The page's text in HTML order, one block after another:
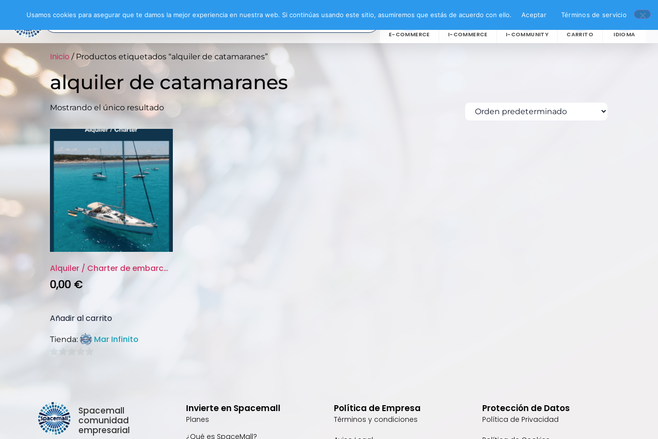
E-COMMERCE I-COMMERCE I-COMMUNITY CARRITO IDIOMA
Inicio / Productos etiquetados “alquiler de catamaranes”
alquiler de catamaranes
Mostrando el único resultado
Alquiler / Charter de embarcac...
0,00€
Añadir al carrito
Tienda: Mar Infinito
Spacemall
comunidad
empresarial
Invierte en Spacemall
Planes
¿Qué es SpaceMall?
Política de Empresa
Términos y condiciones
Protección de Datos
Política de Privacidad
Usamos cookies para asegurar que te damos la mejor experiencia en nuestra web. Si continúas usando este sitio, asumiremos que estás de acuerdo con ello. Aceptar Términos de servicio